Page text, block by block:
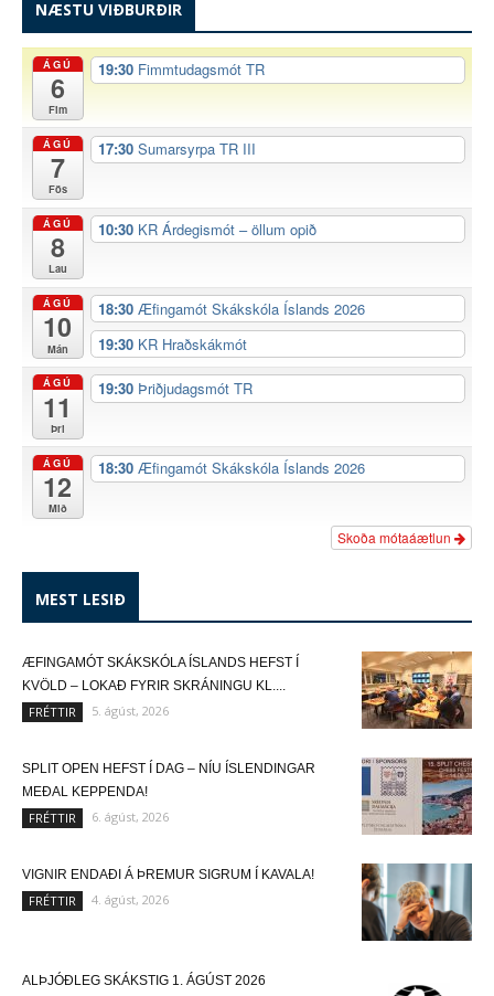
NÆSTU VIÐBURÐIR
ÁGÚ
6
Fim
19:30 Fimmtudagsmót TR
ÁGÚ
7
Fös
17:30 Sumarsyrpa TR III
ÁGÚ
8
Lau
10:30 KR Árdegismót – öllum opið
ÁGÚ
10
Mán
18:30 Æfingamót Skákskóla Íslands 2026
19:30 KR Hraðskákmót
ÁGÚ
11
Þri
19:30 Þriðjudagsmót TR
ÁGÚ
12
Mið
18:30 Æfingamót Skákskóla Íslands 2026
Skoða mótaáætlun
MEST LESIÐ
ÆFINGAMÓT SKÁKSKÓLA ÍSLANDS HEFST Í
KVÖLD – LOKAÐ FYRIR SKRÁNINGU KL....
FRÉTTIR 5. ágúst, 2026
SPLIT OPEN HEFST Í DAG – NÍU ÍSLENDINGAR
MEÐAL KEPPENDA!
FRÉTTIR 6. ágúst, 2026
VIGNIR ENDAÐI Á ÞREMUR SIGRUM Í KAVALA!
FRÉTTIR 4. ágúst, 2026
ALÞJÓÐLEG SKÁKSTIG 1. ÁGÚST 2026